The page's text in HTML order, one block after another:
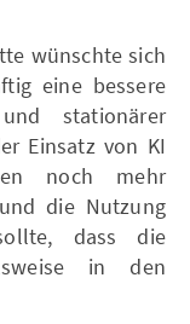
wünschte sich
eine bessere
stationärer
Einsatz von KI
noch mehr
die Nutzung
dass die
in den